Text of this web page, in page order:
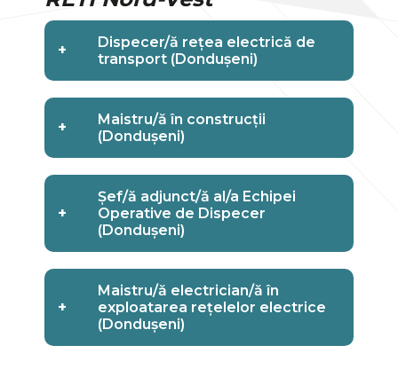
+
Dispecer/ă rețea electrică de
transport (Dondușeni)
+
Maistru/ă în construcții
(Dondușeni)
+
Șef/ă adjunct/ă al/a Echipei
Operative de Dispecer
(Dondușeni)
+
Maistru/ă electrician/ă în
exploatarea rețelelor electrice
(Dondușeni)